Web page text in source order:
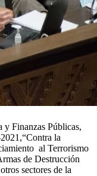
Finanzas Públicas,
la
al Terrorismo
de Destrucción
sectores de la